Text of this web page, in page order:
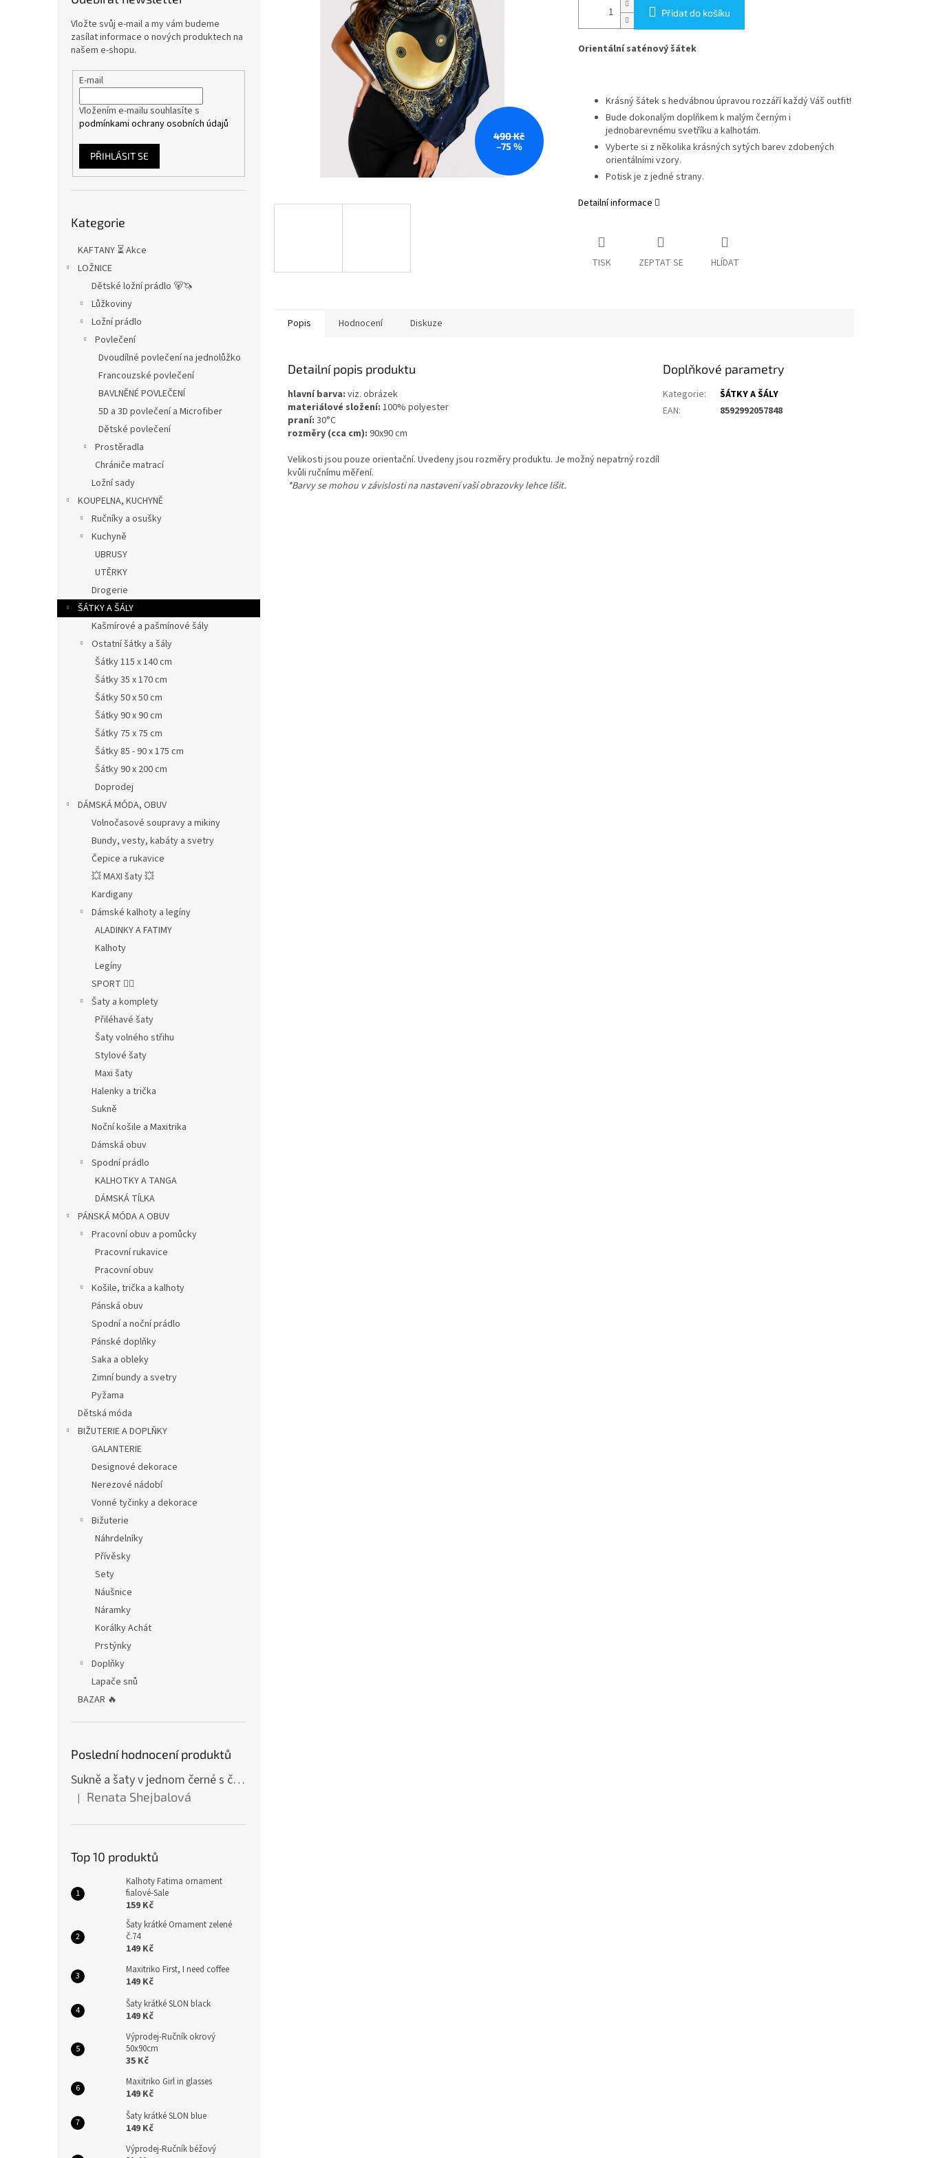
Vložte svůj e-mail a my vám budeme
zasílat informace o nových produktech na
našem e-shopu.
E-mail
Vložením e-mailu souhlasíte s
podmínkami ochrany osobních údajů
PŘIHLÁSIT SE
kategorie
Kategorie
KAFTANY ⏳ Akce
LOŽNICE
Dětské ložní prádlo 🐻🦄
Lůžkoviny
Ložní prádlo
Povlečení
Dvoudílné povlečení na jednolůžko
Francouzské povlečení
BAVLNĚNÉ POVLEČENÍ
5D a 3D povlečení a Microfiber
Dětské povlečení
Prostěradla
Chrániče matrací
Ložní sady
KOUPELNA, KUCHYNĚ
Ručníky a osušky
Kuchyně
UBRUSY
UTĚRKY
Drogerie
ŠÁTKY A ŠÁLY
Kašmírové a pašmínové šály
Ostatní šátky a šály
Šátky 115 x 140 cm
Šátky 35 x 170 cm
Šátky 50 x 50 cm
Šátky 90 x 90 cm
Šátky 75 x 75 cm
Šátky 85 - 90 x 175 cm
Šátky 90 x 200 cm
Doprodej
DÁMSKÁ MÓDA, OBUV
Volnočasové soupravy a mikiny
Bundy, vesty, kabáty a svetry
Čepice a rukavice
💥 MAXI šaty 💥
Kardigany
Dámské kalhoty a legíny
ALADINKY A FATIMY
Kalhoty
Legíny
SPORT 🤸‍♂️
Šaty a komplety
Přiléhavé šaty
Šaty volného střihu
Stylové šaty
Maxi šaty
Halenky a trička
Sukně
Noční košile a Maxitrika
Dámská obuv
Spodní prádlo
KALHOTKY A TANGA
DÁMSKÁ TÍLKA
PÁNSKÁ MÓDA A OBUV
Pracovní obuv a pomůcky
Pracovní rukavice
Pracovní obuv
Košile, trička a kalhoty
Pánská obuv
Spodní a noční prádlo
Pánské doplňky
Saka a obleky
Zimní bundy a svetry
Pyžama
Dětská móda
BIŽUTERIE A DOPLŇKY
GALANTERIE
Designové dekorace
Nerezové nádobí
Vonné tyčinky a dekorace
Bižuterie
Náhrdelníky
Přívěsky
Sety
Náušnice
Náramky
Korálky Achát
Prstýnky
Doplňky
Lapače snů
BAZAR 🔥
Poslední hodnocení produktů
Sukně a šaty v jednom černé s červenými kruhy
Hodnocení produktu je 5 z 5 hvězdiček.
| Renata Shejbalová
Top 10 produktů
Kalhoty Fatima ornament
fialové-Sale
159 Kč
Šaty krátké Ornament zelené
č.74
149 Kč
Maxitriko First, I need coffee
149 Kč
Šaty krátké SLON black
149 Kč
Výprodej-Ručník okrový
50x90cm
35 Kč
Maxitriko Girl in glasses
149 Kč
Šaty krátké SLON blue
149 Kč
Výprodej-Ručník béžový
490 Kč
–75 %
Přidat do košíku
Orientální saténový šátek
Krásný šátek s hedvábnou úpravou rozzáří každý Váš outfit!
Bude dokonalým doplňkem k malým černým i
jednobarevnému svetříku a kalhotám.
Vyberte si z několika krásných sytých barev zdobených
orientálními vzory.
Potisk je z jedné strany.
Detailní informace
TISK ZEPTAT SE HLÍDAT
Popis Hodnocení Diskuze
Detailní popis produktu
hlavní barva: viz. obrázek
materiálové složení: 100% polyester
praní: 30°C
rozměry (cca cm): 90x90 cm
Velikosti jsou pouze orientační. Uvedeny jsou rozměry produktu. Je možný nepatrný rozdíl
kvůli ručnímu měření.
*Barvy se mohou v závislosti na nastavení vaší obrazovky lehce lišit.
Doplňkové parametry
Kategorie:
ŠÁTKY A ŠÁLY
EAN: 8592992057848